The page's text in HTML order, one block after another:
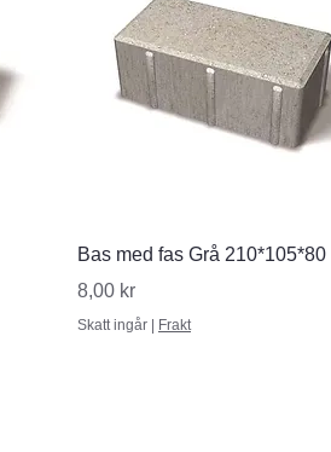
Snabbvisning
Bas med fas Grå 210*105*80
Pris
8,00 kr
Skatt ingår | Frakt